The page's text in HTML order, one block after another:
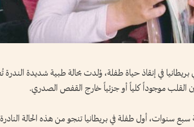
بريطانيا في إنقاذ حياة طفلة، وُلدت بحالة طبية شديدة
سبع سنوات، أول طفلة في بريطانيا تنجو من هذه الحالة